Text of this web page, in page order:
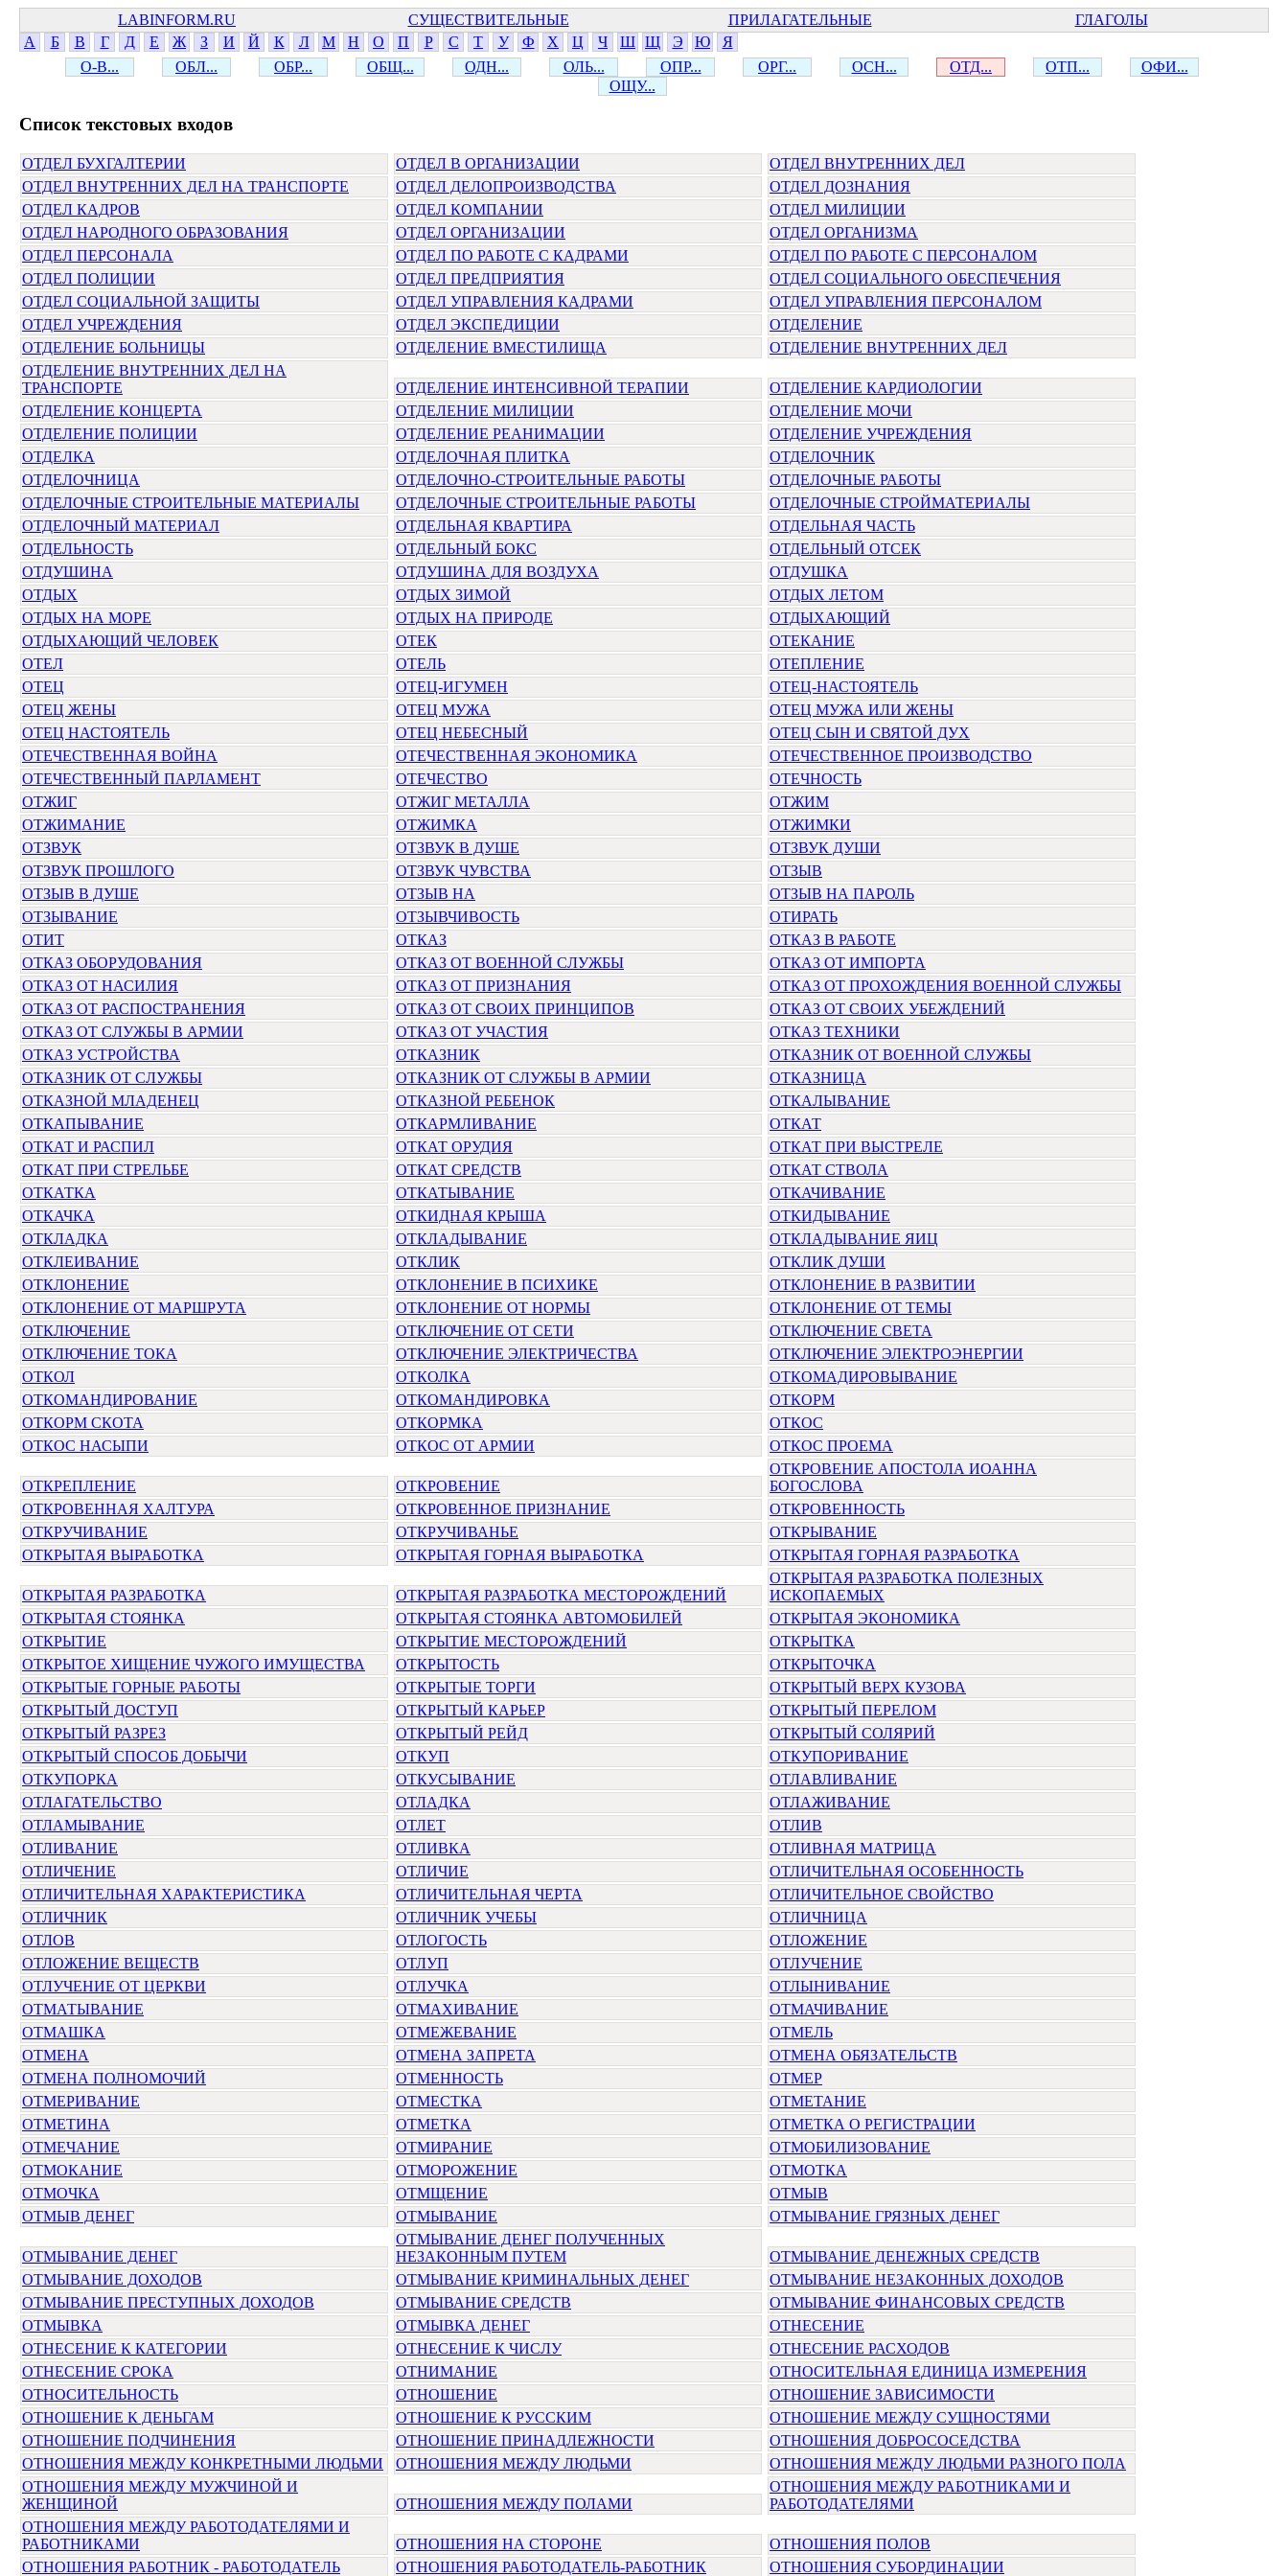
LABINFORM.RU СУЩЕСТВИТЕЛЬНЫЕ ПРИЛАГАТЕЛЬНЫЕ
ГЛАГОЛЫ
А
Б В Г Д Е Ж З И Й К Л М Н О П Р С Т У Ф Х Ц Ч Ш Щ Э Ю
Я
О-В...
ОБЛ... ОБР... ОБЩ... ОДН... ОЛЬ... ОПР... ОРГ... ОСН... ОТД... ОТП...
ОФИ...
ОЩУ...
Cписок текстовых входов
ОТДЕЛ БУХГАЛТЕРИИ ОТДЕЛ В ОРГАНИЗАЦИИ
ОТДЕЛ ВНУТРЕННИХ ДЕЛ
ОТДЕЛ ВНУТРЕННИХ ДЕЛ НА ТРАНСПОРТЕ
ОТДЕЛ ДЕЛОПРОИЗВОДСТВА
ОТДЕЛ ДОЗНАНИЯ
ОТДЕЛ КАДРОВ
ОТДЕЛ КОМПАНИИ
ОТДЕЛ МИЛИЦИИ
ОТДЕЛ НАРОДНОГО ОБРАЗОВАНИЯ
ОТДЕЛ ОРГАНИЗАЦИИ
ОТДЕЛ ОРГАНИЗМА
ОТДЕЛ ПЕРСОНАЛА
ОТДЕЛ ПО РАБОТЕ С КАДРАМИ
ОТДЕЛ ПО РАБОТЕ С ПЕРСОНАЛОМ
ОТДЕЛ ПОЛИЦИИ
ОТДЕЛ ПРЕДПРИЯТИЯ
ОТДЕЛ СОЦИАЛЬНОГО ОБЕСПЕЧЕНИЯ
ОТДЕЛ СОЦИАЛЬНОЙ ЗАЩИТЫ
ОТДЕЛ УПРАВЛЕНИЯ КАДРАМИ
ОТДЕЛ УПРАВЛЕНИЯ ПЕРСОНАЛОМ
ОТДЕЛ УЧРЕЖДЕНИЯ
ОТДЕЛ ЭКСПЕДИЦИИ
ОТДЕЛЕНИЕ
ОТДЕЛЕНИЕ БОЛЬНИЦЫ
ОТДЕЛЕНИЕ ВМЕСТИЛИЩА
ОТДЕЛЕНИЕ ВНУТРЕННИХ ДЕЛ
ОТДЕЛЕНИЕ ВНУТРЕННИХ ДЕЛ НА
ТРАНСПОРТЕ
ОТДЕЛЕНИЕ ИНТЕНСИВНОЙ ТЕРАПИИ
ОТДЕЛЕНИЕ КАРДИОЛОГИИ
ОТДЕЛЕНИЕ КОНЦЕРТА
ОТДЕЛЕНИЕ МИЛИЦИИ
ОТДЕЛЕНИЕ МОЧИ
ОТДЕЛЕНИЕ ПОЛИЦИИ
ОТДЕЛЕНИЕ РЕАНИМАЦИИ
ОТДЕЛЕНИЕ УЧРЕЖДЕНИЯ
ОТДЕЛКА
ОТДЕЛОЧНАЯ ПЛИТКА
ОТДЕЛОЧНИК
ОТДЕЛОЧНИЦА
ОТДЕЛОЧНО-СТРОИТЕЛЬНЫЕ РАБОТЫ
ОТДЕЛОЧНЫЕ РАБОТЫ
ОТДЕЛОЧНЫЕ СТРОИТЕЛЬНЫЕ МАТЕРИАЛЫ
ОТДЕЛОЧНЫЕ СТРОИТЕЛЬНЫЕ РАБОТЫ
ОТДЕЛОЧНЫЕ СТРОЙМАТЕРИАЛЫ
ОТДЕЛОЧНЫЙ МАТЕРИАЛ
ОТДЕЛЬНАЯ КВАРТИРА
ОТДЕЛЬНАЯ ЧАСТЬ
ОТДЕЛЬНОСТЬ
ОТДЕЛЬНЫЙ БОКС
ОТДЕЛЬНЫЙ ОТСЕК
ОТДУШИНА
ОТДУШИНА ДЛЯ ВОЗДУХА
ОТДУШКА
ОТДЫХ
ОТДЫХ ЗИМОЙ
ОТДЫХ ЛЕТОМ
ОТДЫХ НА МОРЕ
ОТДЫХ НА ПРИРОДЕ
ОТДЫХАЮЩИЙ
ОТДЫХАЮЩИЙ ЧЕЛОВЕК
ОТЕК
ОТЕКАНИЕ
ОТЕЛ
ОТЕЛЬ
ОТЕПЛЕНИЕ
ОТЕЦ
ОТЕЦ-ИГУМЕН
ОТЕЦ-НАСТОЯТЕЛЬ
ОТЕЦ ЖЕНЫ
ОТЕЦ МУЖА
ОТЕЦ МУЖА ИЛИ ЖЕНЫ
ОТЕЦ НАСТОЯТЕЛЬ
ОТЕЦ НЕБЕСНЫЙ
ОТЕЦ СЫН И СВЯТОЙ ДУХ
ОТЕЧЕСТВЕННАЯ ВОЙНА
ОТЕЧЕСТВЕННАЯ ЭКОНОМИКА
ОТЕЧЕСТВЕННОЕ ПРОИЗВОДСТВО
ОТЕЧЕСТВЕННЫЙ ПАРЛАМЕНТ
ОТЕЧЕСТВО
ОТЕЧНОСТЬ
ОТЖИГ
ОТЖИГ МЕТАЛЛА
ОТЖИМ
ОТЖИМАНИЕ
ОТЖИМКА
ОТЖИМКИ
ОТЗВУК
ОТЗВУК В ДУШЕ
ОТЗВУК ДУШИ
ОТЗВУК ПРОШЛОГО
ОТЗВУК ЧУВСТВА
ОТЗЫВ
ОТЗЫВ В ДУШЕ
ОТЗЫВ НА
ОТЗЫВ НА ПАРОЛЬ
ОТЗЫВАНИЕ
ОТЗЫВЧИВОСТЬ
ОТИРАТЬ
ОТИТ
ОТКАЗ
ОТКАЗ В РАБОТЕ
ОТКАЗ ОБОРУДОВАНИЯ
ОТКАЗ ОТ ВОЕННОЙ СЛУЖБЫ
ОТКАЗ ОТ ИМПОРТА
ОТКАЗ ОТ НАСИЛИЯ
ОТКАЗ ОТ ПРИЗНАНИЯ
ОТКАЗ ОТ ПРОХОЖДЕНИЯ ВОЕННОЙ СЛУЖБЫ
ОТКАЗ ОТ РАСПОСТРАНЕНИЯ
ОТКАЗ ОТ СВОИХ ПРИНЦИПОВ
ОТКАЗ ОТ СВОИХ УБЕЖДЕНИЙ
ОТКАЗ ОТ СЛУЖБЫ В АРМИИ
ОТКАЗ ОТ УЧАСТИЯ
ОТКАЗ ТЕХНИКИ
ОТКАЗ УСТРОЙСТВА
ОТКАЗНИК
ОТКАЗНИК ОТ ВОЕННОЙ СЛУЖБЫ
ОТКАЗНИК ОТ СЛУЖБЫ
ОТКАЗНИК ОТ СЛУЖБЫ В АРМИИ
ОТКАЗНИЦА
ОТКАЗНОЙ МЛАДЕНЕЦ
ОТКАЗНОЙ РЕБЕНОК
ОТКАЛЫВАНИЕ
ОТКАПЫВАНИЕ
ОТКАРМЛИВАНИЕ
ОТКАТ
ОТКАТ И РАСПИЛ
ОТКАТ ОРУДИЯ
ОТКАТ ПРИ ВЫСТРЕЛЕ
ОТКАТ ПРИ СТРЕЛЬБЕ
ОТКАТ СРЕДСТВ
ОТКАТ СТВОЛА
ОТКАТКА
ОТКАТЫВАНИЕ
ОТКАЧИВАНИЕ
ОТКАЧКА
ОТКИДНАЯ КРЫША
ОТКИДЫВАНИЕ
ОТКЛАДКА
ОТКЛАДЫВАНИЕ
ОТКЛАДЫВАНИЕ ЯИЦ
ОТКЛЕИВАНИЕ
ОТКЛИК
ОТКЛИК ДУШИ
ОТКЛОНЕНИЕ
ОТКЛОНЕНИЕ В ПСИХИКЕ
ОТКЛОНЕНИЕ В РАЗВИТИИ
ОТКЛОНЕНИЕ ОТ МАРШРУТА
ОТКЛОНЕНИЕ ОТ НОРМЫ
ОТКЛОНЕНИЕ ОТ ТЕМЫ
ОТКЛЮЧЕНИЕ
ОТКЛЮЧЕНИЕ ОТ СЕТИ
ОТКЛЮЧЕНИЕ СВЕТА
ОТКЛЮЧЕНИЕ ТОКА
ОТКЛЮЧЕНИЕ ЭЛЕКТРИЧЕСТВА
ОТКЛЮЧЕНИЕ ЭЛЕКТРОЭНЕРГИИ
ОТКОЛ
ОТКОЛКА
ОТКОМАДИРОВЫВАНИЕ
ОТКОМАНДИРОВАНИЕ
ОТКОМАНДИРОВКА
ОТКОРМ
ОТКОРМ СКОТА
ОТКОРМКА
ОТКОС
ОТКОС НАСЫПИ
ОТКОС ОТ АРМИИ ОТКОС ПРОЕМА
ОТКРЕПЛЕНИЕ ОТКРОВЕНИЕ
ОТКРОВЕНИЕ АПОСТОЛА ИОАННА
БОГОСЛОВА
ОТКРОВЕННАЯ ХАЛТУРА
ОТКРОВЕННОЕ ПРИЗНАНИЕ
ОТКРОВЕННОСТЬ
ОТКРУЧИВАНИЕ
ОТКРУЧИВАНЬЕ
ОТКРЫВАНИЕ
ОТКРЫТАЯ ВЫРАБОТКА
ОТКРЫТАЯ ГОРНАЯ ВЫРАБОТКА ОТКРЫТАЯ ГОРНАЯ РАЗРАБОТКА
ОТКРЫТАЯ РАЗРАБОТКА ОТКРЫТАЯ РАЗРАБОТКА МЕСТОРОЖДЕНИЙ
ОТКРЫТАЯ РАЗРАБОТКА ПОЛЕЗНЫХ
ИСКОПАЕМЫХ
ОТКРЫТАЯ СТОЯНКА
ОТКРЫТАЯ СТОЯНКА АВТОМОБИЛЕЙ
ОТКРЫТАЯ ЭКОНОМИКА
ОТКРЫТИЕ
ОТКРЫТИЕ МЕСТОРОЖДЕНИЙ
ОТКРЫТКА
ОТКРЫТОЕ ХИЩЕНИЕ ЧУЖОГО ИМУЩЕСТВА
ОТКРЫТОСТЬ
ОТКРЫТОЧКА
ОТКРЫТЫЕ ГОРНЫЕ РАБОТЫ
ОТКРЫТЫЕ ТОРГИ
ОТКРЫТЫЙ ВЕРХ КУЗОВА
ОТКРЫТЫЙ ДОСТУП
ОТКРЫТЫЙ КАРЬЕР
ОТКРЫТЫЙ ПЕРЕЛОМ
ОТКРЫТЫЙ РАЗРЕЗ
ОТКРЫТЫЙ РЕЙД
ОТКРЫТЫЙ СОЛЯРИЙ
ОТКРЫТЫЙ СПОСОБ ДОБЫЧИ
ОТКУП
ОТКУПОРИВАНИЕ
ОТКУПОРКА
ОТКУСЫВАНИЕ
ОТЛАВЛИВАНИЕ
ОТЛАГАТЕЛЬСТВО
ОТЛАДКА
ОТЛАЖИВАНИЕ
ОТЛАМЫВАНИЕ
ОТЛЕТ
ОТЛИВ
ОТЛИВАНИЕ
ОТЛИВКА
ОТЛИВНАЯ МАТРИЦА
ОТЛИЧЕНИЕ
ОТЛИЧИЕ
ОТЛИЧИТЕЛЬНАЯ ОСОБЕННОСТЬ
ОТЛИЧИТЕЛЬНАЯ ХАРАКТЕРИСТИКА
ОТЛИЧИТЕЛЬНАЯ ЧЕРТА
ОТЛИЧИТЕЛЬНОЕ СВОЙСТВО
ОТЛИЧНИК
ОТЛИЧНИК УЧЕБЫ
ОТЛИЧНИЦА
ОТЛОВ
ОТЛОГОСТЬ
ОТЛОЖЕНИЕ
ОТЛОЖЕНИЕ ВЕЩЕСТВ
ОТЛУП
ОТЛУЧЕНИЕ
ОТЛУЧЕНИЕ ОТ ЦЕРКВИ
ОТЛУЧКА
ОТЛЫНИВАНИЕ
ОТМАТЫВАНИЕ
ОТМАХИВАНИЕ
ОТМАЧИВАНИЕ
ОТМАШКА
ОТМЕЖЕВАНИЕ
ОТМЕЛЬ
ОТМЕНА
ОТМЕНА ЗАПРЕТА
ОТМЕНА ОБЯЗАТЕЛЬСТВ
ОТМЕНА ПОЛНОМОЧИЙ
ОТМЕННОСТЬ
ОТМЕР
ОТМЕРИВАНИЕ
ОТМЕСТКА
ОТМЕТАНИЕ
ОТМЕТИНА
ОТМЕТКА
ОТМЕТКА О РЕГИСТРАЦИИ
ОТМЕЧАНИЕ
ОТМИРАНИЕ
ОТМОБИЛИЗОВАНИЕ
ОТМОКАНИЕ
ОТМОРОЖЕНИЕ
ОТМОТКА
ОТМОЧКА
ОТМЩЕНИЕ
ОТМЫВ
ОТМЫВ ДЕНЕГ
ОТМЫВАНИЕ ОТМЫВАНИЕ ГРЯЗНЫХ ДЕНЕГ
ОТМЫВАНИЕ ДЕНЕГ
ОТМЫВАНИЕ ДЕНЕГ ПОЛУЧЕННЫХ
НЕЗАКОННЫМ ПУТЕМ
ОТМЫВАНИЕ ДЕНЕЖНЫХ СРЕДСТВ
ОТМЫВАНИЕ ДОХОДОВ
ОТМЫВАНИЕ КРИМИНАЛЬНЫХ ДЕНЕГ
ОТМЫВАНИЕ НЕЗАКОННЫХ ДОХОДОВ
ОТМЫВАНИЕ ПРЕСТУПНЫХ ДОХОДОВ
ОТМЫВАНИЕ СРЕДСТВ
ОТМЫВАНИЕ ФИНАНСОВЫХ СРЕДСТВ
ОТМЫВКА
ОТМЫВКА ДЕНЕГ
ОТНЕСЕНИЕ
ОТНЕСЕНИЕ К КАТЕГОРИИ
ОТНЕСЕНИЕ К ЧИСЛУ
ОТНЕСЕНИЕ РАСХОДОВ
ОТНЕСЕНИЕ СРОКА
ОТНИМАНИЕ
ОТНОСИТЕЛЬНАЯ ЕДИНИЦА ИЗМЕРЕНИЯ
ОТНОСИТЕЛЬНОСТЬ
ОТНОШЕНИЕ
ОТНОШЕНИЕ ЗАВИСИМОСТИ
ОТНОШЕНИЕ К ДЕНЬГАМ
ОТНОШЕНИЕ К РУССКИМ
ОТНОШЕНИЕ МЕЖДУ СУЩНОСТЯМИ
ОТНОШЕНИЕ ПОДЧИНЕНИЯ
ОТНОШЕНИЕ ПРИНАДЛЕЖНОСТИ
ОТНОШЕНИЯ ДОБРОСОСЕДСТВА
ОТНОШЕНИЯ МЕЖДУ КОНКРЕТНЫМИ ЛЮДЬМИ
ОТНОШЕНИЯ МЕЖДУ ЛЮДЬМИ
ОТНОШЕНИЯ МЕЖДУ ЛЮДЬМИ РАЗНОГО ПОЛА
ОТНОШЕНИЯ МЕЖДУ МУЖЧИНОЙ И
ЖЕНЩИНОЙ
ОТНОШЕНИЯ МЕЖДУ ПОЛАМИ
ОТНОШЕНИЯ МЕЖДУ РАБОТНИКАМИ И
РАБОТОДАТЕЛЯМИ
ОТНОШЕНИЯ МЕЖДУ РАБОТОДАТЕЛЯМИ И
РАБОТНИКАМИ
ОТНОШЕНИЯ НА СТОРОНЕ
ОТНОШЕНИЯ ПОЛОВ
ОТНОШЕНИЯ РАБОТНИК - РАБОТОДАТЕЛЬ
ОТНОШЕНИЯ РАБОТОДАТЕЛЬ-РАБОТНИК ОТНОШЕНИЯ СУБОРДИНАЦИИ